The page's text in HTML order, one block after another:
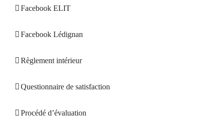
Facebook ELIT
Facebook Lédignan
Règlement intérieur
Questionnaire de satisfaction
Procédé d’évaluation